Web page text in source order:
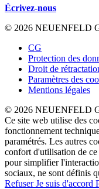
Écrivez-nous
© 2026 NEUENFELD
CG
Protection des
Droit de
Paramètres des
Mentions légales
© 2026 NEUENFELD
Ce site web utilise des
fonctionnement
paramétrés. Les autres
confort d'utilisation de
pour simplifier
sociaux, ne sont définis
RefuserJe suis d'accord